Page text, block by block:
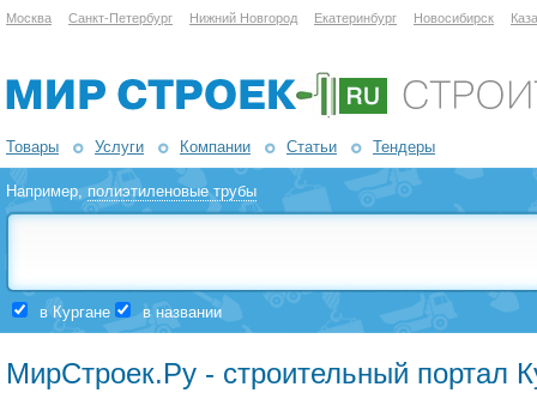
Москва Санкт-Петербург Нижний Новгород Екатеринбург Новосибирск
Товары Услуги Компании Статьи Тендеры
Например,полиэтиленовые трубы
в Кургане в названии
МирСтроек.Ру - строительный портал